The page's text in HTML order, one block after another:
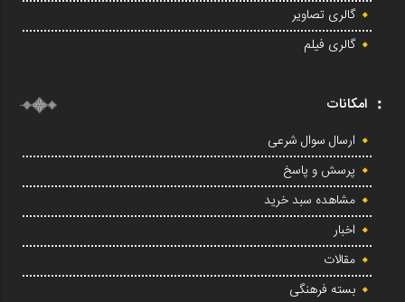
گالری تصاویر
گالری فیلم
امکانات
ارسال سوال شرعی
پرسش و پاسخ
مشاهده سبد خرید
اخبار
مقالات
بسته فرهنگی